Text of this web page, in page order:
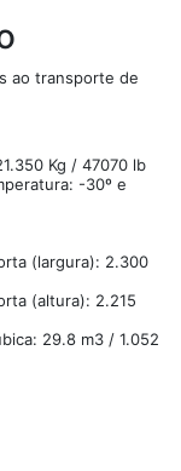
ao transporte de
Kg / 47070 lb
-30º e
(largura): 2.300
(altura): 2.215
29.8 m3 / 1.052